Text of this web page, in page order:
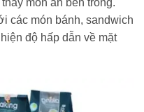
món ăn bên trong.
các món bánh, sandwich
độ hấp dẫn về mặt